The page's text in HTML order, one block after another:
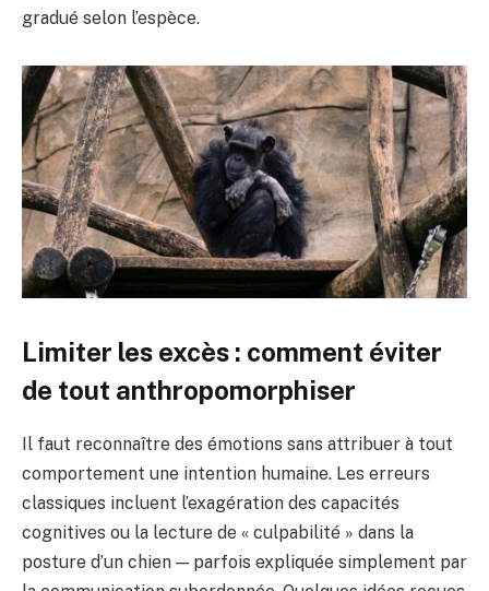
gradué selon l’espèce.
Limiter les excès : comment éviter
de tout anthropomorphiser
Il faut reconnaître des émotions sans attribuer à tout
comportement une intention humaine. Les erreurs
classiques incluent l’exagération des capacités
cognitives ou la lecture de « culpabilité » dans la
posture d’un chien — parfois expliquée simplement par